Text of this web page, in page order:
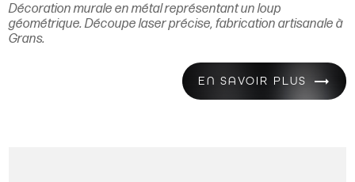
Décoration murale en métal représentant un loup
géométrique. Découpe laser précise, fabrication artisanale à
Grans.
EN SAVOIR PLUS